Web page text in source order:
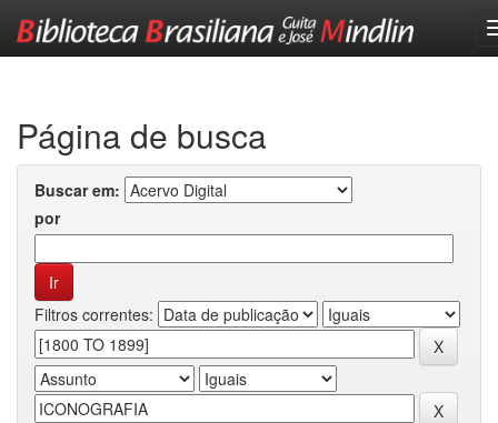
Página de busca
Buscar em:
por
Filtros correntes: